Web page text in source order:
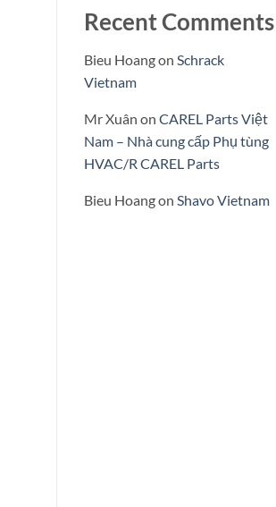
Recent Comments
Bieu Hoangon Schrack
Vietnam
Mr Xuân on CAREL Parts Việt
Nam – Nhà cung cấp Phụ tùng
HVAC/R CAREL Parts
Bieu Hoangon Shavo Vietnam